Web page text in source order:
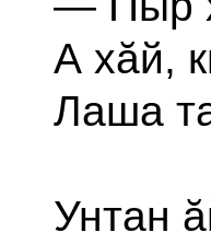
А хăй,
Лаша
Унтан